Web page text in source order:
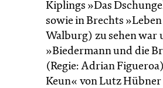
Kiplings »Das
sowie in Brechts
Walburg) zu sehen war
»Biedermann und die
(Regie: Adrian
Keun« von Lutz